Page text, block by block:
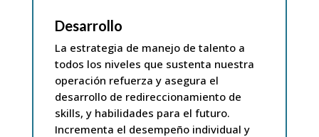
Desarrollo
La estrategia de manejo de talento a
todos los niveles que sustenta nuestra
operación refuerza y asegura el
desarrollo de redireccionamiento de
skills, y habilidades para el futuro.
Incrementa el desempeño individual y